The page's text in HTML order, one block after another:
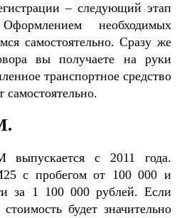
– следующий этап
необходимых
самостоятельно. Сразу же
вы получаете на руки
транспортное средство
самостоятельно.
с 2011 года.
с пробегом от 100 000 и
за 1 100 000 рублей. Если
будет значительно